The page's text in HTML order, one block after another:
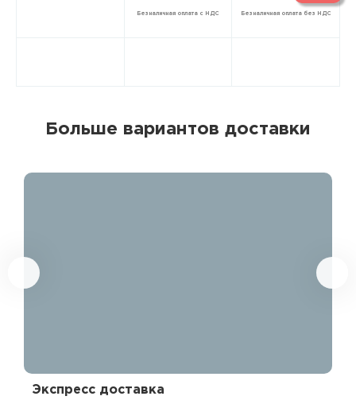
Безналичная оплата с НДС Безналичная оплата без НДС
Больше вариантов доставки
Экспресс доставка